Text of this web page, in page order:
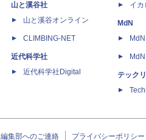
山と溪谷社
山と溪谷オンライン
CLIMBING-NET
近代科学社
近代科学社Digital
イカ
MdN
テック
編集部へのご連絡 プライバシーポリシー